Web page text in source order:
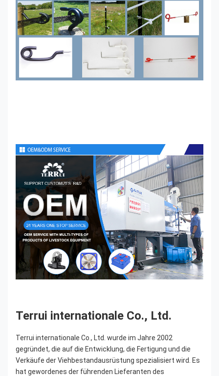
Terrui internationale Co., Ltd.
Terrui internationale Co., Ltd. wurde im Jahre 2002
gegründet, die auf die Entwicklung, die Fertigung und die
Verkäufe der Viehbestandausrüstung spezialisiert wird. Es
hat gewordenes der führenden Lieferanten des